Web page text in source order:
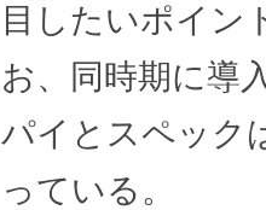
目したいポイン
お、同時期に導
パイとスペック
っている。